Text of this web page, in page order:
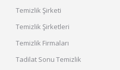
Temizlik Şirketi
Temizlik Şirketleri
Temizlik Firmaları
Tadilat Sonu Temizlik